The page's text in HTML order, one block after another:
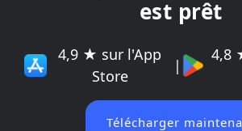
est prêt
4,9 ★ sur l'App
Store
|
4,8
Télécharger